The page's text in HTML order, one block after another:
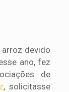
devido
ano, fez
de
, solicitasse